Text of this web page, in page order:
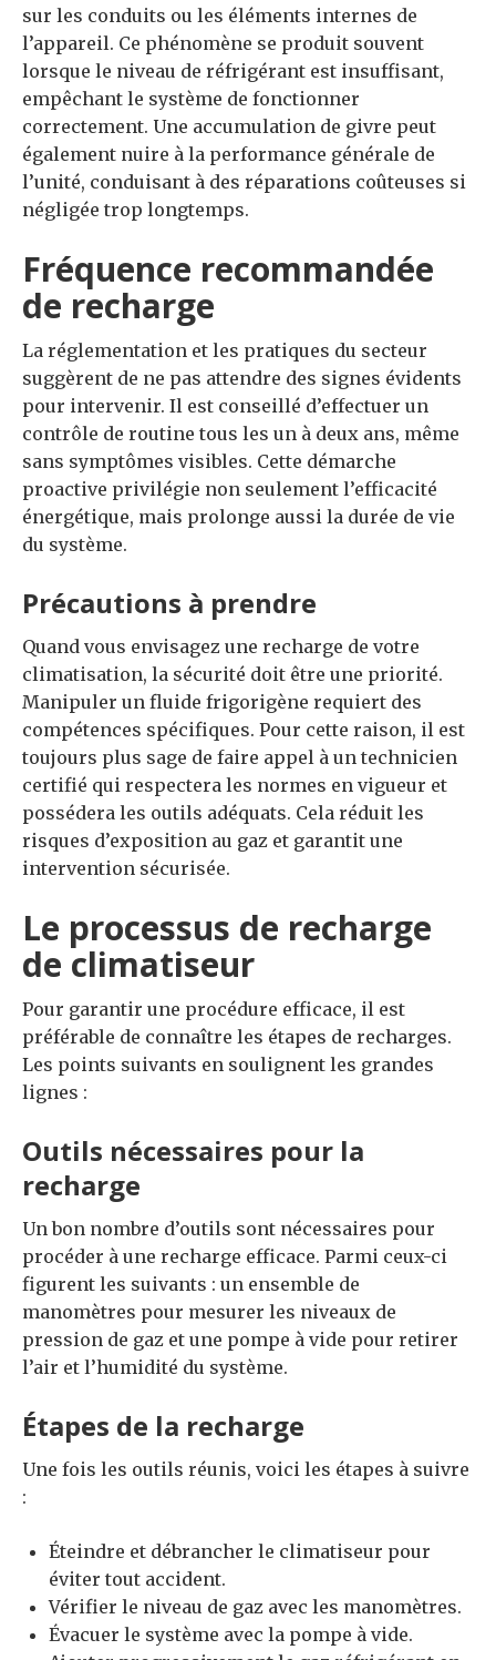
sur les conduits ou les éléments internes de
l’appareil. Ce phénomène se produit souvent
lorsque le niveau de réfrigérant est insuffisant,
empêchant le système de fonctionner
correctement. Une accumulation de givre peut
également nuire à la performance générale de
l’unité, conduisant à des réparations coûteuses si
négligée trop longtemps.
Fréquence recommandée
de recharge
La réglementation et les pratiques du secteur
suggèrent de ne pas attendre des signes évidents
pour intervenir. Il est conseillé d’effectuer un
contrôle de routine tous les un à deux ans, même
sans symptômes visibles. Cette démarche
proactive privilégie non seulement l’efficacité
énergétique, mais prolonge aussi la durée de vie
du système.
Précautions à prendre
Quand vous envisagez une recharge de votre
climatisation, la sécurité doit être une priorité.
Manipuler un fluide frigorigène requiert des
compétences spécifiques. Pour cette raison, il est
toujours plus sage de faire appel à un technicien
certifié qui respectera les normes en vigueur et
possédera les outils adéquats. Cela réduit les
risques d’exposition au gaz et garantit une
intervention sécurisée.
Le processus de recharge
de climatiseur
Pour garantir une procédure efficace, il est
préférable de connaître les étapes de recharges.
Les points suivants en soulignent les grandes
lignes :
Outils nécessaires pour la
recharge
Un bon nombre d’outils sont nécessaires pour
procéder à une recharge efficace. Parmi ceux-ci
figurent les suivants : un ensemble de
manomètres pour mesurer les niveaux de
pression de gaz et une pompe à vide pour retirer
l’air et l’humidité du système.
Étapes de la recharge
Une fois les outils réunis, voici les étapes à suivre
:
Éteindre et débrancher le climatiseur pour
éviter tout accident.
Vérifier le niveau de gaz avec les manomètres.
Évacuer le système avec la pompe à vide.